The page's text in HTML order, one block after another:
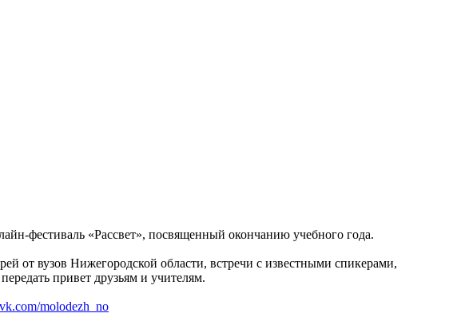
фестиваль «Рассвет», посвященный окончанию учебного года.
от вузов Нижегородской области, встречи с известными спикерами,
привет друзьям и учителям.
molodezh_no